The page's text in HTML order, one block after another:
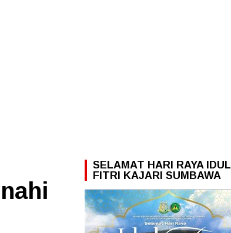
SELAMAT HARI RAYA IDUL
FITRI KAJARI SUMBAWA